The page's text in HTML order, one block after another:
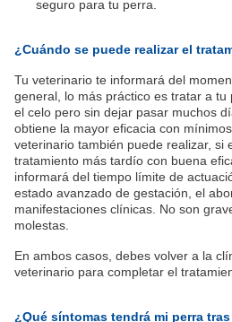
seguro para tu perra.
¿Cuándo se puede realizar el
Tu veterinario te informará del
general, lo más práctico es tratar a
el celo pero sin dejar pasar muchos
obtiene la mayor eficacia con
veterinario también puede realizar, si
tratamiento más tardío con buena
informará del tiempo límite de
estado avanzado de gestación, el
manifestaciones clínicas. No son
molestas.
En ambos casos, debes volver a la
veterinario para completar el
¿Qué síntomas tendrá mi perra